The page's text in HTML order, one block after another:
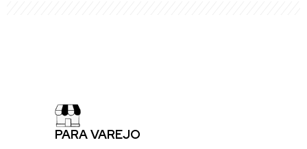
PARA VAREJO